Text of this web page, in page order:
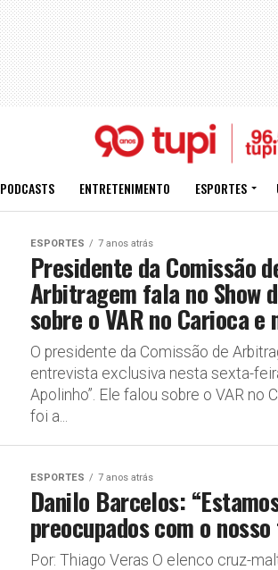
PODCASTS ENTRETENIMENTO ESPORTES
ESPORTES 7 anos atrás
Presidente da Comissão
Arbitragem fala no Show
sobre o VAR no Carioca e
O presidente da Comissão de
entrevista exclusiva nesta sexta-
Apolinho”. Ele falou sobre o VAR no
foi a...
ESPORTES 7 anos atrás
Danilo Barcelos:
preocupados com o
Por: Thiago Veras O elenco cruz-